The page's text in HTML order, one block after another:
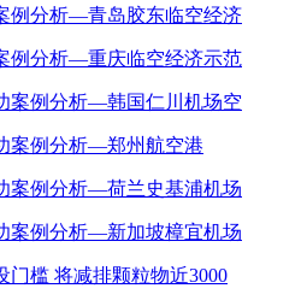
例分析—青岛胶东临空经济
例分析—重庆临空经济示范
案例分析—韩国仁川机场空
案例分析—郑州航空港
案例分析—荷兰史基浦机场
案例分析—新加坡樟宜机场
门槛 将减排颗粒物近3000